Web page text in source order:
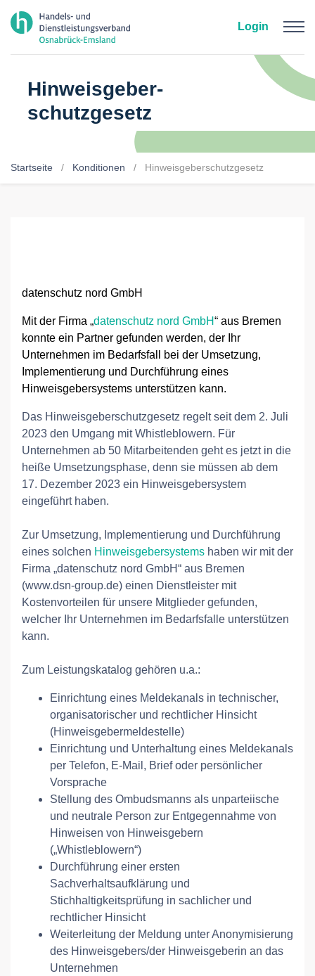
Login
Hinweisgeber-
schutzgesetz
Startseite Konditionen Hinweisgeberschutzgesetz
datenschutz nord GmbH
Mit der Firma „datenschutz nord GmbH“ aus Bremen
konnte ein Partner gefunden werden, der Ihr
Unternehmen im Bedarfsfall bei der Umsetzung,
Implementierung und Durchführung eines
Hinweisgebersystems unterstützen kann.
Das Hinweisgeberschutzgesetz regelt seit dem 2. Juli
2023 den Umgang mit Whistleblowern. Für
Unternehmen ab 50 Mitarbeitenden geht es jetzt in die
heiße Umsetzungsphase, denn sie müssen ab dem
17. Dezember 2023 ein Hinweisgebersystem
eingeführt haben.
Zur Umsetzung, Implementierung und Durchführung
eines solchen Hinweisgebersystems haben wir mit der
Firma „datenschutz nord GmbH“ aus Bremen
(www.dsn-group.de) einen Dienstleister mit
Kostenvorteilen für unsere Mitglieder gefunden,
welcher Ihr Unternehmen im Bedarfsfalle unterstützen
kann.
Zum Leistungskatalog gehören u.a.:
Einrichtung eines Meldekanals in technischer,
organisatorischer und rechtlicher Hinsicht
(Hinweisgebermeldestelle)
Einrichtung und Unterhaltung eines Meldekanals
per Telefon, E-Mail, Brief oder persönlicher
Vorsprache
Stellung des Ombudsmanns als unparteiische
und neutrale Person zur Entgegennahme von
Hinweisen von Hinweisgebern
(„Whistleblowern“)
Durchführung einer ersten
Sachverhaltsaufklärung und
Stichhaltigkeitsprüfung in sachlicher und
rechtlicher Hinsicht
Weiterleitung der Meldung unter Anonymisierung
des Hinweisgebers/der Hinweisgeberin an das
Unternehmen